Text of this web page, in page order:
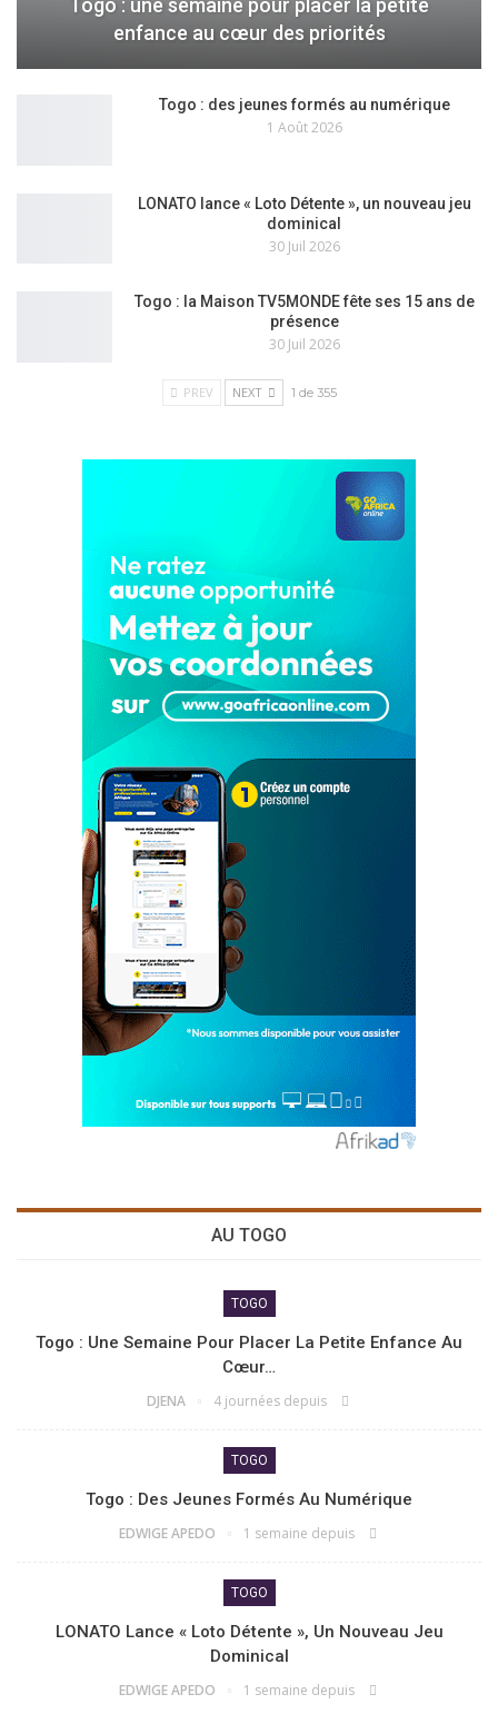
Togo : une semaine pour placer la petite
enfance au cœur des priorités
Togo : des jeunes formés au numérique
1 Août 2026
LONATO lance « Loto Détente », un nouveau jeu
dominical
30 Juil 2026
Togo : la Maison TV5MONDE fête ses 15 ans de
présence
30 Juil 2026
PREV NEXT 1 de 355
AU TOGO
TOGO
Togo : Une Semaine Pour Placer La Petite Enfance Au
Cœur…
DJENA 4 journées depuis
TOGO
Togo : Des Jeunes Formés Au Numérique
EDWIGE APEDO 1 semaine depuis
TOGO
LONATO Lance « Loto Détente », Un Nouveau Jeu
Dominical
EDWIGE APEDO 1 semaine depuis